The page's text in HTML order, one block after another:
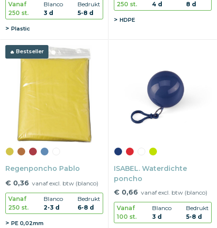
Vanaf
250 st.
Blanco
3 d
Bedrukt
5-8 d
Plastic
250 st.
4 d
8 d
HDPE
Bestseller
Regenponcho Pablo
€ 0,36 vanaf excl. btw (blanco)
Vanaf
250 st.
Blanco
2-3 d
Bedrukt
6-8 d
PE 0,02mm
ISABEL. Waterdichte
poncho
€ 0,66 vanaf excl. btw (blanco)
Vanaf
100 st.
Blanco
3 d
Bedrukt
5-8 d